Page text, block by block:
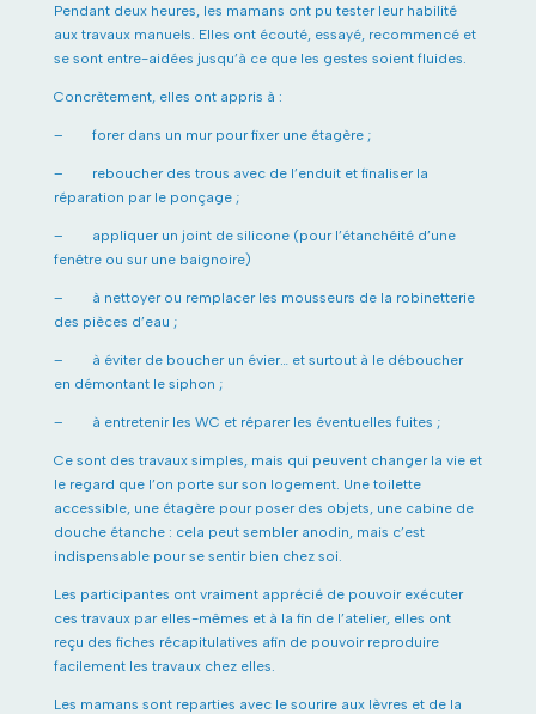
Pendant deux heures, les mamans ont pu tester leur habilité
aux travaux manuels. Elles ont écouté, essayé, recommencé et
se sont entre-aidées jusqu’à ce que les gestes soient fluides.
Concrètement, elles ont appris à :
– forer dans un mur pour fixer une étagère ;
– reboucher des trous avec de l’enduit et finaliser la
réparation par le ponçage ;
– appliquer un joint de silicone (pour l’étanchéité d’une
fenêtre ou sur une baignoire)
– à nettoyer ou remplacer les mousseurs de la robinetterie
des pièces d’eau ;
– à éviter de boucher un évier… et surtout à le déboucher
en démontant le siphon ;
– à entretenir les WC et réparer les éventuelles fuites ;
Ce sont des travaux simples, mais qui peuvent changer la vie et
le regard que l’on porte sur son logement. Une toilette
accessible, une étagère pour poser des objets, une cabine de
douche étanche : cela peut sembler anodin, mais c’est
indispensable pour se sentir bien chez soi.
Les participantes ont vraiment apprécié de pouvoir exécuter
ces travaux par elles-mêmes et à la fin de l’atelier, elles ont
reçu des fiches récapitulatives afin de pouvoir reproduire
facilement les travaux chez elles.
Les mamans sont reparties avec le sourire aux lèvres et de la